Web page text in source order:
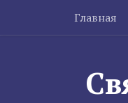
Skip to content
Главная